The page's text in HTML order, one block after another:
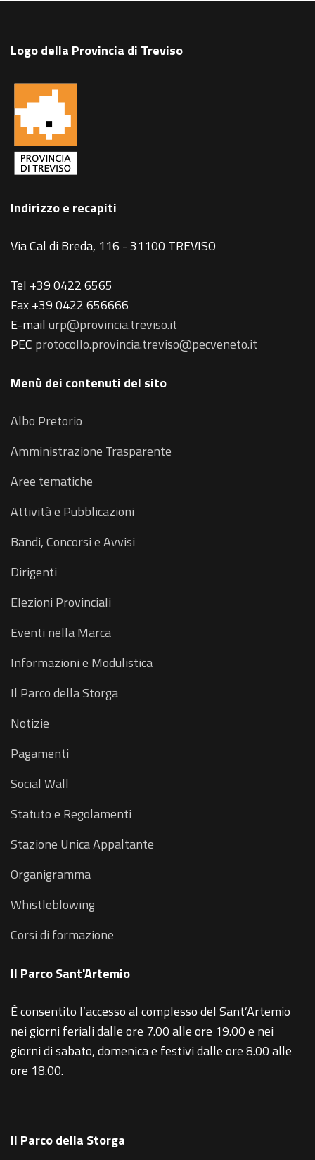
Logo della Provincia di Treviso
Indirizzo e recapiti
Via Cal di Breda, 116 - 31100 TREVISO
Tel +39 0422 6565
Fax +39 0422 656666
E-mailurp@provincia.treviso.it
PEC protocollo.provincia.treviso@pecveneto.it
Menù dei contenuti del sito
Albo Pretorio
Amministrazione Trasparente
Aree tematiche
Attività e Pubblicazioni
Bandi, Concorsi e Avvisi
Dirigenti
Elezioni Provinciali
Eventi nella Marca
Informazioni e Modulistica
Il Parco della Storga
Notizie
Pagamenti
Social Wall
Statuto e Regolamenti
Stazione Unica Appaltante
Organigramma
Whistleblowing
Corsi di formazione
Il Parco Sant'Artemio
È consentito l’accesso al complesso del Sant’Artemio
nei giorni feriali dalle ore 7.00 alle ore 19.00 e nei
giorni di sabato, domenica e festivi dalle ore 8.00 alle
ore 18.00.
Il Parco della Storga